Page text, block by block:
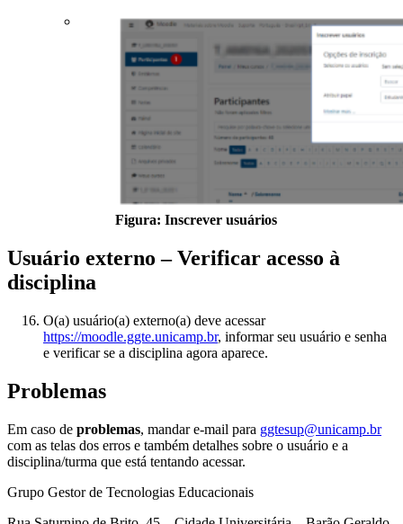
Figura: Inscrever usuários
Usuário externo – Verificar acesso à
disciplina
O(a) usuário(a) externo(a) deve acessar
https://moodle.ggte.unicamp.br, informar seu usuário e senha
e verificar se a disciplina agora aparece.
Problemas
Em caso de problemas, mandar e-mail para ggtesup@unicamp.br
com as telas dos erros e também detalhes sobre o usuário e a
disciplina/turma que está tentando acessar.
Grupo Gestor de Tecnologias Educacionais